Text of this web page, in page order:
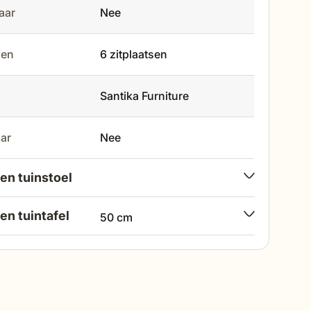
Panama 220 cm dining tuinset 7-delig. 4 van 5 sterren
Nee
6 zitplaatsen
Santika Furniture
Nee
tuinstoel
50 cm
tuintafel